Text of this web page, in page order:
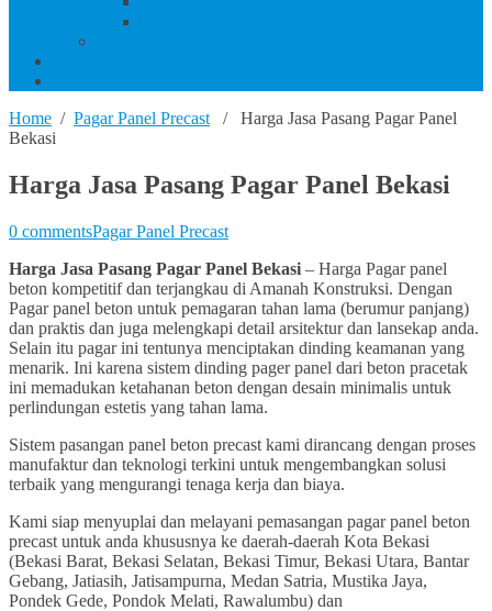
Home / Pagar Panel Precast / Harga Jasa Pasang Pagar Panel
Bekasi
Harga Jasa Pasang Pagar Panel Bekasi
0 commentsPagar Panel Precast
Harga Jasa Pasang Pagar Panel Bekasi – Harga Pagar panel
beton kompetitif dan terjangkau di Amanah Konstruksi. Dengan
Pagar panel beton untuk pemagaran tahan lama (berumur panjang)
dan praktis dan juga melengkapi detail arsitektur dan lansekap anda.
Selain itu pagar ini tentunya menciptakan dinding keamanan yang
menarik. Ini karena sistem dinding pager panel dari beton pracetak
ini memadukan ketahanan beton dengan desain minimalis untuk
perlindungan estetis yang tahan lama.
Sistem pasangan panel beton precast kami dirancang dengan proses
manufaktur dan teknologi terkini untuk mengembangkan solusi
terbaik yang mengurangi tenaga kerja dan biaya.
Kami siap menyuplai dan melayani pemasangan pagar panel beton
precast untuk anda khususnya ke daerah-daerah Kota Bekasi
(Bekasi Barat, Bekasi Selatan, Bekasi Timur, Bekasi Utara, Bantar
Gebang, Jatiasih, Jatisampurna, Medan Satria, Mustika Jaya,
Pondek Gede, Pondok Melati, Rawalumbu) dan